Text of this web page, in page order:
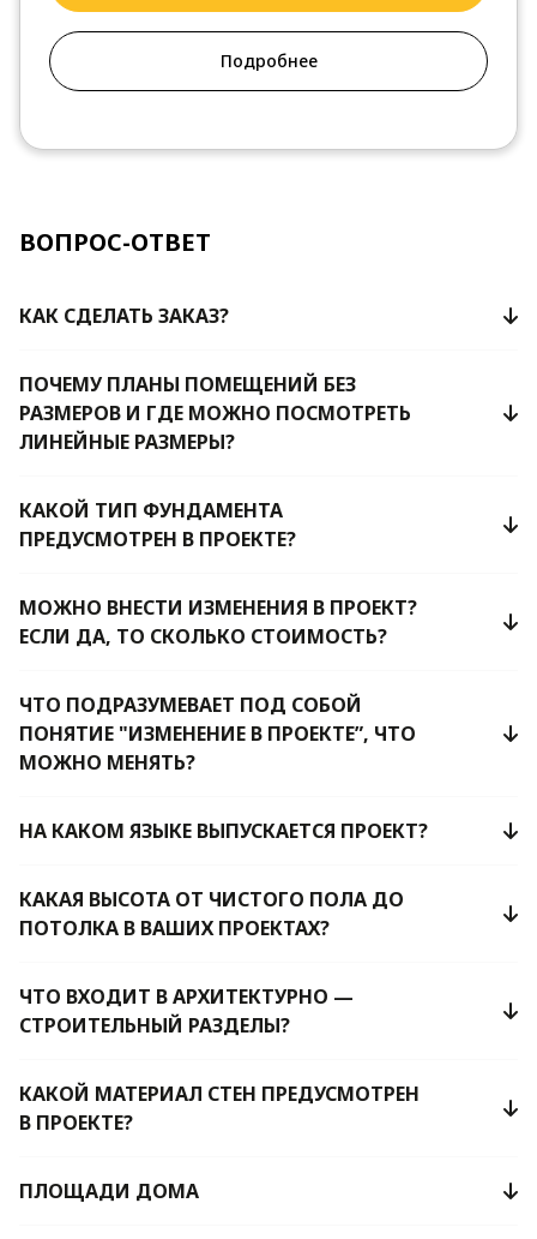
Подробнее
ВОПРОС-ОТВЕТ
КАК СДЕЛАТЬ ЗАКАЗ?
ПОЧЕМУ ПЛАНЫ ПОМЕЩЕНИЙ БЕЗ
РАЗМЕРОВ И ГДЕ МОЖНО ПОСМОТРЕТЬ
ЛИНЕЙНЫЕ РАЗМЕРЫ?
КАКОЙ ТИП ФУНДАМЕНТА
ПРЕДУСМОТРЕН В ПРОЕКТЕ?
МОЖНО ВНЕСТИ ИЗМЕНЕНИЯ В ПРОЕКТ?
ЕСЛИ ДА, ТО СКОЛЬКО СТОИМОСТЬ?
ЧТО ПОДРАЗУМЕВАЕТ ПОД СОБОЙ
ПОНЯТИЕ "ИЗМЕНЕНИЕ В ПРОЕКТЕ”, ЧТО
МОЖНО МЕНЯТЬ?
НА КАКОМ ЯЗЫКЕ ВЫПУСКАЕТСЯ ПРОЕКТ?
КАКАЯ ВЫСОТА ОТ ЧИСТОГО ПОЛА ДО
ПОТОЛКА В ВАШИХ ПРОЕКТАХ?
ЧТО ВХОДИТ В АРХИТЕКТУРНО —
СТРОИТЕЛЬНЫЙ РАЗДЕЛЫ?
КАКОЙ МАТЕРИАЛ СТЕН ПРЕДУСМОТРЕН
В ПРОЕКТЕ?
ПЛОЩАДИ ДОМА